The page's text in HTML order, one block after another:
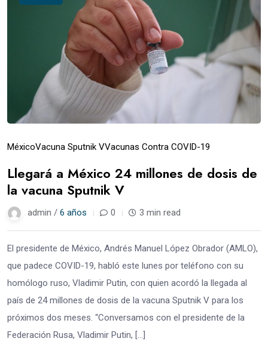
MéxicoVacuna Sputnik VVacunas Contra COVID-19
Llegará a México 24 millones de dosis de
la vacuna Sputnik V
admin / 6 años 0 3 min read
El presidente de México, Andrés Manuel López Obrador (AMLO),
que padece COVID-19, habló este lunes por teléfono con su
homólogo ruso, Vladimir Putin, con quien acordó la llegada al
país de 24 millones de dosis de la vacuna Sputnik V para los
próximos dos meses. “Conversamos con el presidente de la
Federación Rusa, Vladimir Putin, […]